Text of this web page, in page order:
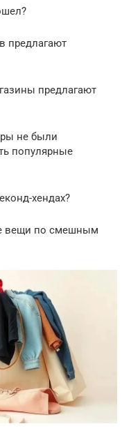
предлагают
предлагают
не были
популярные
хендах?
вещи по смешным